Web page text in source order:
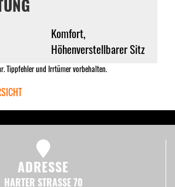
Komfort,
Höhenverstellbarer Sitz
Tippfehler und Irrtümer vorbehalten.
ADRESSE
HARTER STRASSE 70